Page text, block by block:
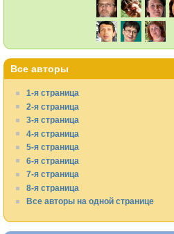
Все авторы
1-я страница
2-я страница
3-я страница
4-я страница
5-я страница
6-я страница
7-я страница
8-я страница
Все авторы на одной странице